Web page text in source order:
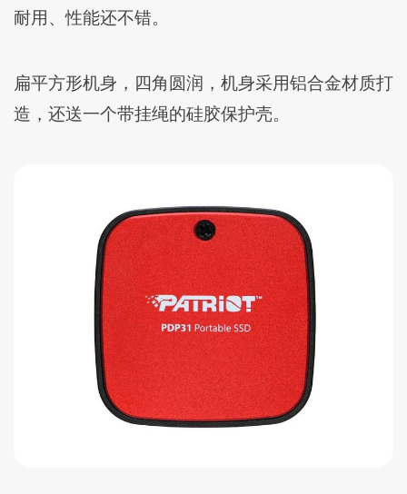
耐用、性能还不错。
扁平方形机身，四角圆润，机身采用铝合金材质打
造，还送一个带挂绳的硅胶保护壳。